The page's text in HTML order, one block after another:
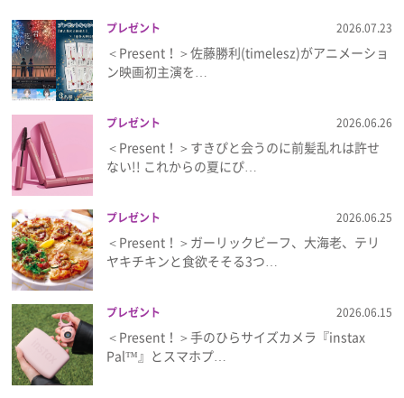
お問い合わせ
プレゼント 2026.07.23
＜Present！＞佐藤勝利(timelesz)がアニメーショ
ン映画初主演を…
プレゼント 2026.06.26
＜Present！＞すきぴと会うのに前髪乱れは許せ
ない!! これからの夏にぴ…
プレゼント 2026.06.25
＜Present！＞ガーリックビーフ、大海老、テリ
ヤキチキンと食欲そそる3つ…
プレゼント 2026.06.15
＜Present！＞手のひらサイズカメラ『instax
Pal™』とスマホプ…